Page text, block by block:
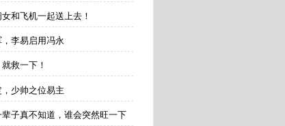
和飞机一起送上去！
李易启用冯永
救一下！
少帅之位易主
子真不知道，谁会突然旺一下